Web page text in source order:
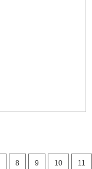
8 9 10 11